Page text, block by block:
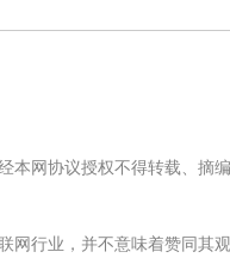
网协议授权不得转载、摘
网行业，并不意味着赞同其